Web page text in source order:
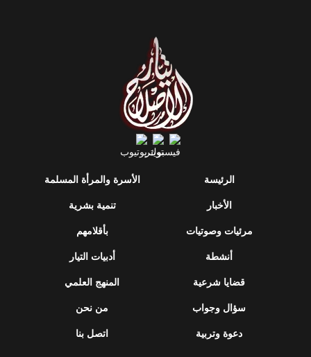
الرئيسة
الأخبار
مرئيات وصوتيات
أنشطة
قضايا شرعية
سؤال وجواب
دعوة وتربية
الأسرة والمرأة المسلمة
تنمية بشرية
بأقلامهم
أدبيات التيار
المنهج العلمي
من نحن
اتصل بنا